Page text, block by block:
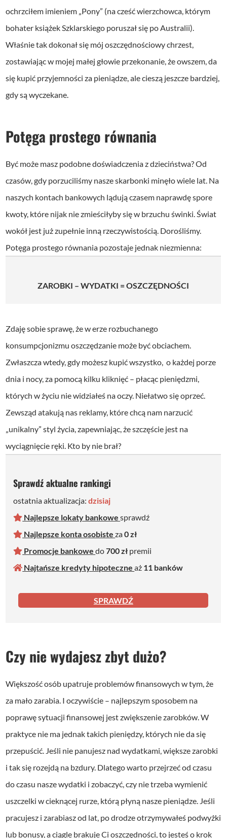
ochrzciłem imieniem „Pony” (na cześć wierzchowca, którym
bohater książek Szklarskiego poruszał się po Australii).
Właśnie tak dokonał się mój oszczędnościowy chrzest,
zostawiając w mojej małej głowie przekonanie, że owszem, da
się kupić przyjemności za pieniądze, ale cieszą jeszcze bardziej,
gdy są wyczekane.
Potęga prostego równania
Być może masz podobne doświadczenia z dzieciństwa? Od
czasów, gdy porzuciliśmy nasze skarbonki minęło wiele lat. Na
naszych kontach bankowych lądują czasem naprawdę spore
kwoty, które nijak nie zmieściłyby się w brzuchu świnki. Świat
wokół jest już zupełnie inną rzeczywistością. Dorośliśmy.
Potęga prostego równania pozostaje jednak niezmienna:
ZAROBKI – WYDATKI = OSZCZĘDNOŚCI
Zdaję sobie sprawę, że w erze rozbuchanego
konsumpcjonizmu oszczędzanie może być obciachem.
Zwłaszcza wtedy, gdy możesz kupić wszystko, o każdej porze
dnia i nocy, za pomocą kilku kliknięć – płacąc pieniędzmi,
których w życiu nie widziałeś na oczy. Niełatwo się oprzeć.
Zewsząd atakują nas reklamy, które chcą nam narzucić
„unikalny” styl życia, zapewniając, że szczęście jest na
wyciągnięcie ręki. Kto by nie brał?
Sprawdź aktualne rankingi
ostatnia aktualizacja:dzisiaj
Najlepsze lokaty bankowesprawdź
Najlepsze konta osobisteza0 zł
Promocje bankowedo700 zł premii
Najtańsze kredyty hipoteczneaż 11 banków
SPRAWDŹ
Czy nie wydajesz zbyt dużo?
Większość osób upatruje problemów finansowych w tym, że
za mało zarabia. I oczywiście – najlepszym sposobem na
poprawę sytuacji finansowej jest zwiększenie zarobków. W
praktyce nie ma jednak takich pieniędzy, których nie da się
przepuścić. Jeśli nie panujesz nad wydatkami, większe zarobki
i tak się rozejdą na bzdury. Dlatego warto przejrzeć od czasu
do czasu nasze wydatki i zobaczyć, czy nie trzeba wymienić
uszczelki w cieknącej rurze, którą płyną nasze pieniądze. Jeśli
pracujesz i zarabiasz od lat, po drodze otrzymywałeś podwyżki
lub bonusy, a ciągle brakuje Ci oszczędności, to jesteś o krok